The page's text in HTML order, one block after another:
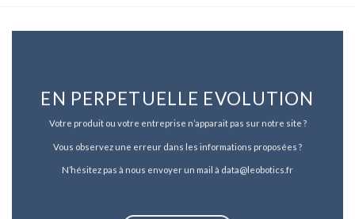
EN PERPETUELLE EVOLUTION
Votre produit ou votre entreprise n’apparait pas sur notre site ?
Vous observez une erreur dans les informations proposées ?
N’hésitez pas à nous envoyer un mail à data@leobotics.fr